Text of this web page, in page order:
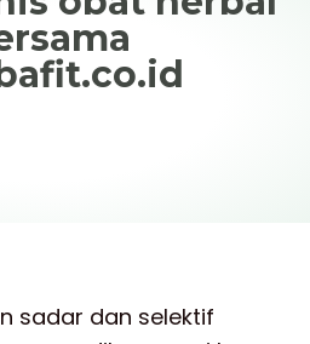
sadar dan selektif